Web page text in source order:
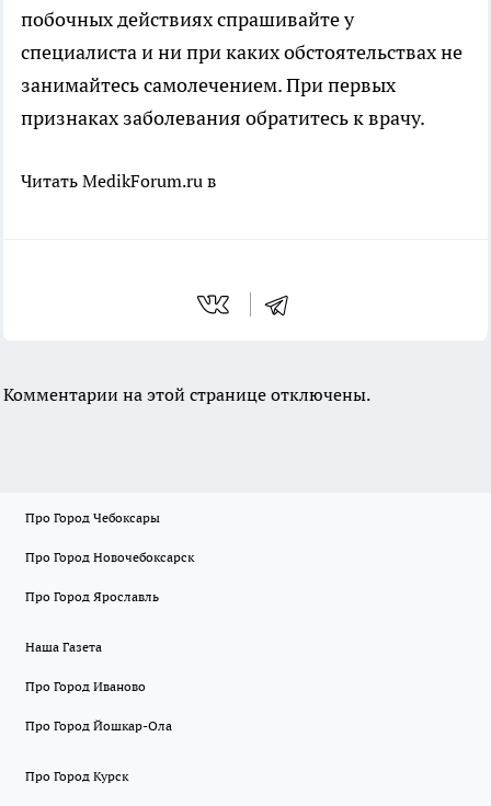
побочных действиях спрашивайте у
специалиста и ни при каких обстоятельствах не
занимайтесь самолечением. При первых
признаках заболевания обратитесь к врачу.
Читать MedikForum.ru в
Комментарии на этой странице отключены.
Про Город Чебоксары
Про Город Новочебоксарск
Про Город Ярославль
Наша Газета
Про Город Иваново
Про Город Йошкар-Ола
Про Город Курск